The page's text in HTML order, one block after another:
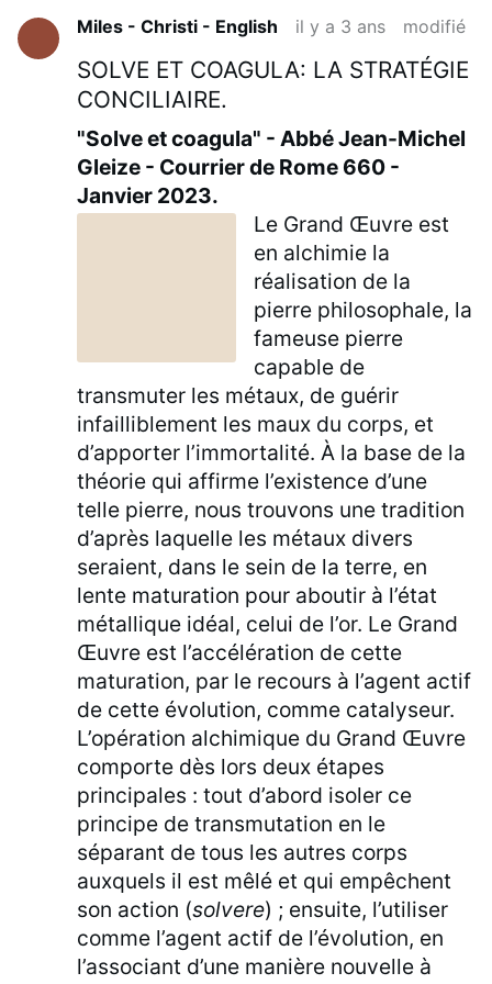
Miles - Christi - English il y a 3 ans modifié
SOLVE ET COAGULA: LA STRATÉGIE
CONCILIAIRE.
"Solve et coagula" - Abbé Jean-Michel
Gleize - Courrier de Rome 660 -
Janvier 2023.
Le Grand Œuvre est
en alchimie la
réalisation de la
pierre philosophale, la
fameuse pierre
capable de
transmuter les métaux, de guérir
infailliblement les maux du corps, et
d’apporter l’immortalité. À la base de la
théorie qui affirme l’existence d’une
telle pierre, nous trouvons une tradition
d’après laquelle les métaux divers
seraient, dans le sein de la terre, en
lente maturation pour aboutir à l’état
métallique idéal, celui de l’or. Le Grand
Œuvre est l’accélération de cette
maturation, par le recours à l’agent actif
de cette évolution, comme catalyseur.
L’opération alchimique du Grand Œuvre
comporte dès lors deux étapes
principales : tout d’abord isoler ce
principe de transmutation en le
séparant de tous les autres corps
auxquels il est mêlé et qui empêchent
son action (solvere) ; ensuite, l’utiliser
comme l’agent actif de l’évolution, en
l’associant d’une manière nouvelle à